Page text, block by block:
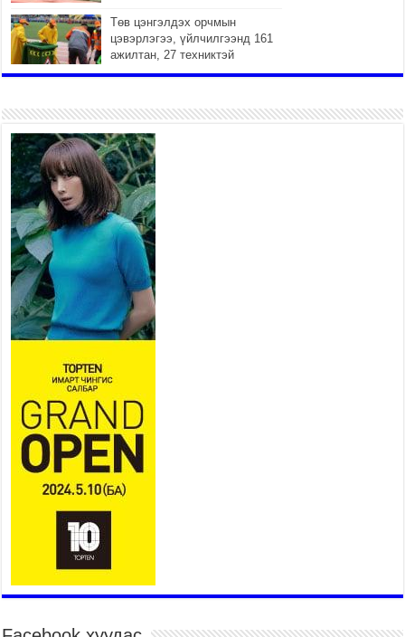
Төв цэнгэлдэх орчмын
цэвэрлэгээ, үйлчилгээнд 161
ажилтан, 27 техниктэй
ажиллаж байна
Наадмын амралтын өдрүүдэд
нийслэлийн эрүүл мэндийн
байгууллагууд дараах
хуваарийн дагуу ажиллана
2026 оны 7 сар 15 / 11 цаг 18 минут
Үндэсний их баяр наадам
эхэллээ
2026 оны 7 сар 15 / 11 цаг 14 минут
Үер усны аюулаас сэргийлж, нийслэлийн Онцгой
байдлын газрын 162 алба хаагч үүрэг гүйцэтгэж
байна
2026 оны 7 сар 15 / 11 цаг 07 минут
Үндэсний их сурын харваанд 850 харваач цэц
мэргэнээ сорьж байна
2026 оны 7 сар 15 / 11 цаг 03 минут
Төв цэнгэлдэхийн эргэн тойронд
2026 оны 7 сар 15 / 10 цаг 58 минут
Үндэсний их баяр наадмын шагайн харваа
насанд хүрэгчдийн багийн харваагаар
үргэлжилж байна
2026 оны 7 сар 15 / 10 цаг 52 минут
Үндэсний их баяр наадмын хүчит бөхийн
барилдаан эхэллээ
2026 оны 7 сар 15 / 10 цаг 46 минут
Үндэсний хувцасны өдрийг тохиолдуулан